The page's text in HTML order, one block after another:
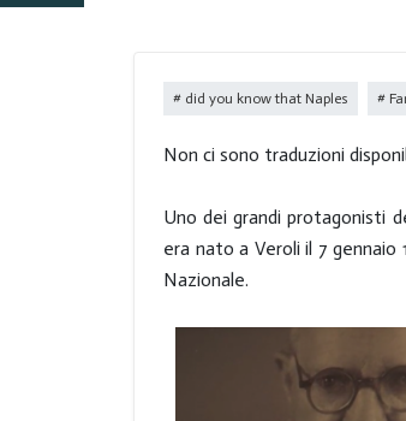
did you know that Naples
Non ci sono traduzioni
Uno dei grandi protagonisti
era nato a Veroli il 7
Nazionale.